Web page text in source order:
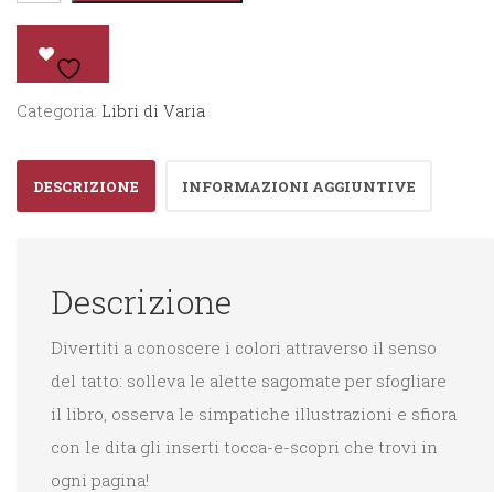
Scopri
Numeri
quantità
Categoria: Libri di Varia
DESCRIZIONE INFORMAZIONI AGGIUNTIVE
Descrizione
Divertiti a conoscere i colori attraverso il senso
del tatto: solleva le alette sagomate per sfogliare
il libro, osserva le simpatiche illustrazioni e sfiora
con le dita gli inserti tocca-e-scopri che trovi in
ogni pagina!